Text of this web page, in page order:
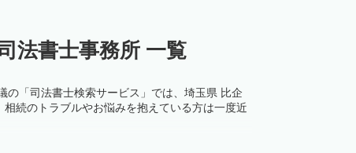
法書士事務所 一覧
「司法書士検索サービス」では、埼玉県 比企
続のトラブルやお悩みを抱えている方は一度近